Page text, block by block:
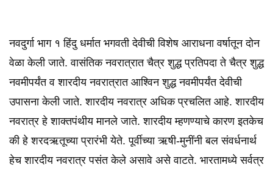
नवदुर्गा भाग १ हिंदु धर्मात भगवती देवीची विशेष आराधना वर्षातून दोन
वेळा केली जाते. वासंतिक नवरात्रात चैत्र शुद्ध प्रतिपदा ते चैत्र शुद्ध
नवमीपर्यंत व शारदीय नवरात्रात आश्विन शुद्ध नवमीपर्यंत देवीची
उपासना केली जाते. शारदीय नवरात्र अधिक प्रचलित आहे. शारदीय
नवरात्र हे शाक्तपंथीय मानले जाते. शारदीय म्हणण्याचे कारण इतकेच
की हे शरदऋतूच्या प्रारंभी येते. पूर्वीच्या ऋषी-मुनींनी बल संवर्धनार्थ
हेच शारदीय नवरात्र पसंत केले असावे असे वाटते. भारतामध्ये सर्वत्र